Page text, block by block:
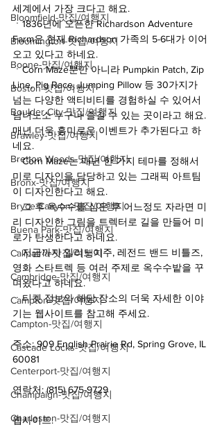
Bloomfield-맛집/여행지
Bloomington-맛집/여행지
Boone-맛집/여행지
Boston-맛집/여행지
Boulder City-맛집/여행지
Brawley-맛집/여행지
Bretton Woods-맛집/여행지
Bronx-맛집/여행지
Bryce Canyon-맛집/여행지
Buena Park-맛집/여행지
Calipatria-맛집/여행지
Cambridge-맛집/여행지
Campton-맛집/여행지
Campton-맛집/여행지
Cascade Locks-맛집/여행지
Centerport-맛집/여행지
Champaign-맛집/여행지
Charleston-맛집/여행지
세계에서 가장 크다고 해요.
ㆍ1836년에 오픈한 Richardson Adventure
Farm은 현재 Richardson 가족의 5-6대가 이어
오고 있다고 하네요.
ㆍCorn Maze뿐만 아니라 Pumpkin Patch, Zip
Line, Pig Race, Jumping Pillow 등 30가지가
넘는 다양한 액티비티를 경험하실 수 있어서
남녀노소 누구나 즐길 수 있는 곳이라고 해요.
매년 더욱 흥미로운 이벤트가 추가된다고 하
네요.
ㆍCorn Maze는 매년 한 가지 테마를 정해서
미로 디자인을 담당하고 있는 그래픽 아트팀
이 디자인한다고 해요.
ㆍ그 후 옥수수를 심은 후 어느정도 자라면 미
리 디자인한 그림을 트렉터로 길을 만들어 미
로가 탄생한다고 하네요.
ㆍ지금까지 일리노이주, 레전드 밴드 비틀즈,
영화 스타트렉 등 여러 주제로 옥수수밭을 꾸
며왔다고 하네요.
ㆍ티켓 정보와 해당 장소의 더욱 자세한 이야
기는 웹사이트를 참고해 주세요.
주소: 909 English Prairie Rd, Spring Grove, IL
60081
연락처: (815) 675-9729
웹사이트: